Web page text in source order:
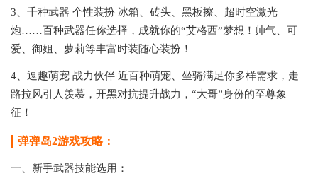
3、千种武器 个性装扮 冰箱、砖头、黑板擦、超时空激光
炮……百种武器任你选择，成就你的“艾格西”梦想！帅气、可
爱、御姐、萝莉等丰富时装随心装扮！
4、逗趣萌宠 战力伙伴 近百种萌宠、坐骑满足你多样需求，走
路拉风引人羡慕，开黑对抗提升战力，“大哥”身份的至尊象
征！
弹弹岛2游戏攻略：
一、新手武器技能选用：